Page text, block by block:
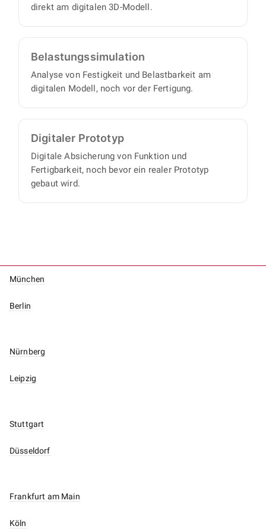
direkt am digitalen 3D-Modell.
Belastungs­simulation
Analyse von Festigkeit und Belastbarkeit am
digitalen Modell, noch vor der Fertigung.
Digitaler Prototyp
Digitale Absicherung von Funktion und
Fertigbarkeit, noch bevor ein realer Prototyp
gebaut wird.
München
Berlin
Nürnberg
Leipzig
Stuttgart
Düsseldorf
Frankfurt am Main
Köln